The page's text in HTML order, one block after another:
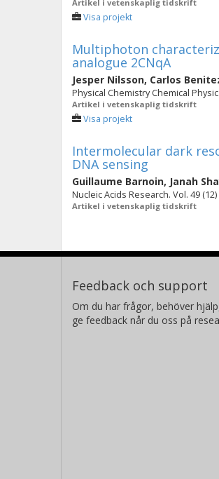
Artikel i vetenskaplig tidskrift
Visa projekt
Multiphoton
analogue 2CNqA
Jesper Nilsson, Carlos
Physical Chemistry Chemical
Artikel i vetenskaplig tidskrift
Visa projekt
Intermolecular dark
DNA sensing
Guillaume Barnoin, Janah
Nucleic Acids Research. Vol. 49 (12)
Artikel i vetenskaplig tidskrift
Feedback och support
Om du har frågor, behöver
ge feedback når du oss på